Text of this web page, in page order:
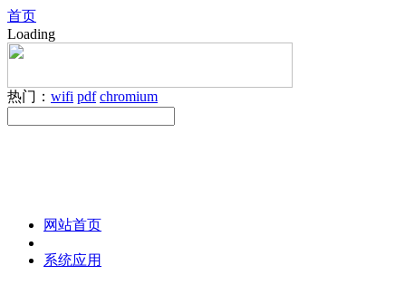
首页
Loading
热门： wifi pdf chromium
网站首页
系统应用